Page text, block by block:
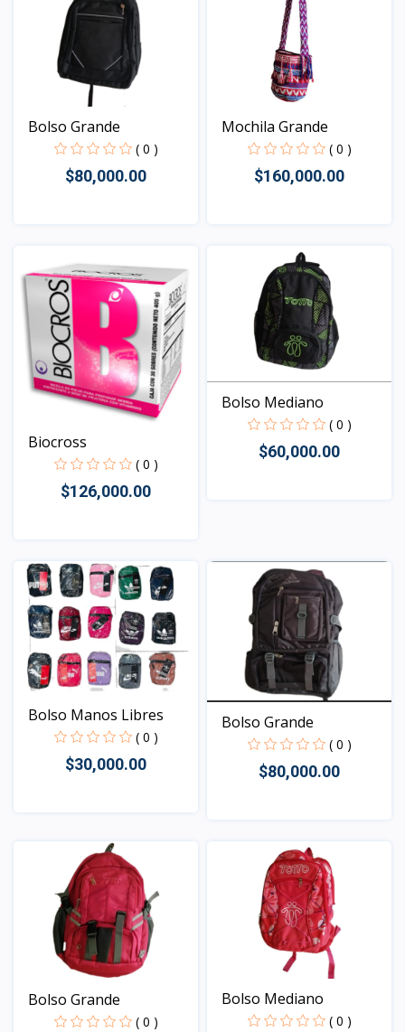
Bolso Grande
( 0 )
$80,000.00
Mochila Grande
( 0 )
$160,000.00
Biocross
( 0 )
$126,000.00
Vista
Bolso Mediano
( 0 )
$60,000.00
Bolso Manos Libres
( 0 )
$30,000.00
Bolso Grande
( 0 )
$80,000.00
Bolso Grande
( 0 )
Bolso Mediano
( 0 )